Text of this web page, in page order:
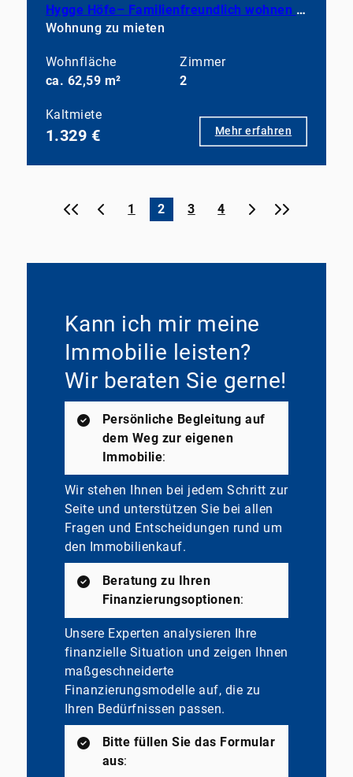
Hygge Höfe– Familienfreundlich wohnen mit skandinavischem Charme
Wohnung zu mieten
Wohnfläche
ca. 62,59 m²
Zimmer
2
Kaltmiete
1.329 € Mehr erfahren
« ‹ 1 2 3 4 › »
Kann ich mir meine
Immobilie leisten?
Wir beraten Sie gerne!
Persönliche Begleitung auf
dem Weg zur eigenen
Immobilie:
Wir stehen Ihnen bei jedem Schritt zur
Seite und unterstützen Sie bei allen
Fragen und Entscheidungen rund um
den Immobilienkauf.
Beratung zu Ihren
Finanzierungsoptionen:
Unsere Experten analysieren Ihre
finanzielle Situation und zeigen Ihnen
maßgeschneiderte
Finanzierungsmodelle auf, die zu
Ihren Bedürfnissen passen.
Bitte füllen Sie das Formular
aus: